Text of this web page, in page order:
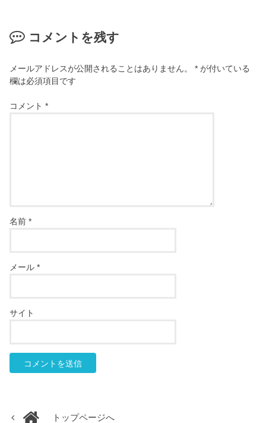
コメントを残す
メールアドレスが公開されることはありません。 * が付いている
欄は必須項目です
コメント*
名前*
メール*
サイト
トップページへ